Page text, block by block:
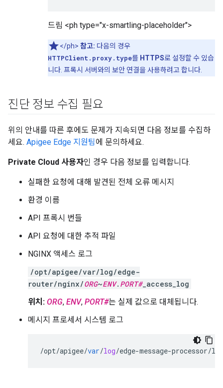
드림 <ph type="x-smartling-placeholder">
</ph> 참고: 다음의 경우
HTTPClient.proxy.type를 HTTPS로 설정할 수 있습
니다. 프록시 서버와의 보안 연결을 사용하려고 합니다.
진단 정보 수집 필요
위의 안내를 따른 후에도 문제가 지속되면 다음 정보를 수집하
세요. Apigee Edge 지원팀에 문의하세요.
Private Cloud 사용자인 경우 다음 정보를 입력합니다.
실패한 요청에 대해 발견된 전체 오류 메시지
환경 이름
API 프록시 번들
API 요청에 대한 추적 파일
NGINX 액세스 로그
/opt/apigee/var/log/edge-
router/nginx/ORG~ENV. PORT#_access_log
위치: ORG, ENV, PORT#는 실제 값으로 대체됩니다.
메시지 프로세서 시스템 로그
/opt/apigee/var/log/edge-message-processor/